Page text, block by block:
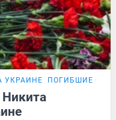
УКРАИНЕ ПОГИБШИЕ
Никита